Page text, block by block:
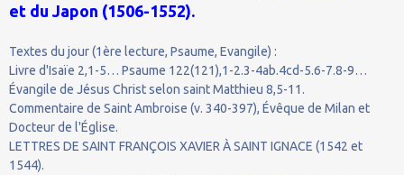
et du Japon (1506-1552).
Textes du jour (1ère lecture, Psaume, Evangile) :
Livre d'Isaïe 2,1-5… Psaume 122(121),1-2.3-4ab.4cd-5.6-7.8-9…
Évangile de Jésus Christ selon saint Matthieu 8,5-11.
Commentaire de Saint Ambroise (v. 340-397), Évêque de Milan et
Docteur de l'Église.
LETTRES DE SAINT FRANÇOIS XAVIER À SAINT IGNACE (1542 et
1544).